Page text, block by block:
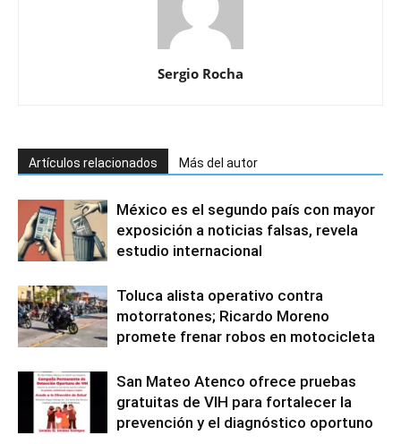
Sergio Rocha
Artículos relacionados Más del autor
México es el segundo país con mayor
exposición a noticias falsas, revela
estudio internacional
Toluca alista operativo contra
motorratones; Ricardo Moreno
promete frenar robos en motocicleta
San Mateo Atenco ofrece pruebas
gratuitas de VIH para fortalecer la
prevención y el diagnóstico oportuno